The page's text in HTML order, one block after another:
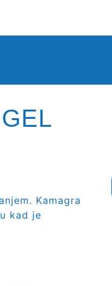
Kamagra
kad je